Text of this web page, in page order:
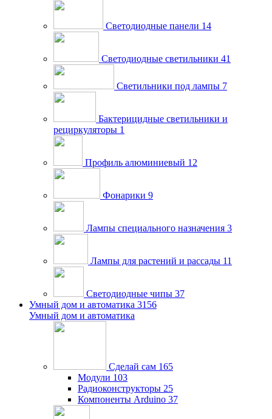
Светодиодные панели 14
Светодиодные светильники 41
Светильники под лампы 7
Бактерицидные светильники и
рециркуляторы 1
Профиль алюминиевый 12
Фонарики 9
Лампы специального назначения 3
Лампы для растений и рассады 11
Светодиодные чипы 37
Умный дом и автоматика 3156
Умный дом и автоматика
Сделай сам 165
Модули 103
Радиоконструкторы 25
Компоненты Arduino 37